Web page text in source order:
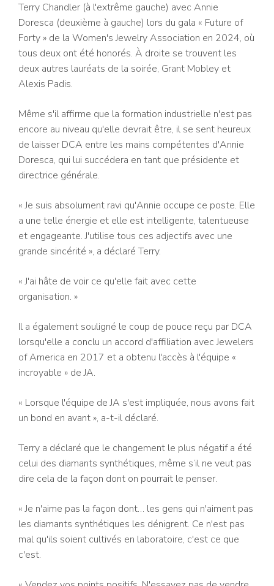
Terry Chandler (à l'extrême gauche) avec Annie
Doresca (deuxième à gauche) lors du gala « Future of
Forty » de la Women's Jewelry Association en 2024, où
tous deux ont été honorés. À droite se trouvent les
deux autres lauréats de la soirée, Grant Mobley et
Alexis Padis.
Même s'il affirme que la formation industrielle n'est pas
encore au niveau qu'elle devrait être, il se sent heureux
de laisser DCA entre les mains compétentes d'Annie
Doresca, qui lui succédera en tant que présidente et
directrice générale.
« Je suis absolument ravi qu'Annie occupe ce poste. Elle
a une telle énergie et elle est intelligente, talentueuse
et engageante. J'utilise tous ces adjectifs avec une
grande sincérité », a déclaré Terry.
« J'ai hâte de voir ce qu'elle fait avec cette
organisation. »
Il a également souligné le coup de pouce reçu par DCA
lorsqu'elle a conclu un accord d'affiliation avec Jewelers
of America en 2017 et a obtenu l'accès à l'équipe «
incroyable » de JA.
« Lorsque l'équipe de JA s'est impliquée, nous avons fait
un bond en avant », a-t-il déclaré.
Terry a déclaré que le changement le plus négatif a été
celui des diamants synthétiques, même s’il ne veut pas
dire cela de la façon dont on pourrait le penser.
« Je n'aime pas la façon dont… les gens qui n'aiment pas
les diamants synthétiques les dénigrent. Ce n'est pas
mal qu'ils soient cultivés en laboratoire, c'est ce que
c'est.